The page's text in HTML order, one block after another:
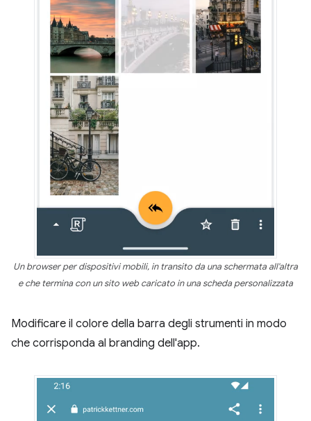
Un browser per dispositivi mobili, in transito da una schermata all'altra
e che termina con un sito web caricato in una scheda personalizzata
Modificare il colore della barra degli strumenti in modo
che corrisponda al branding dell'app.